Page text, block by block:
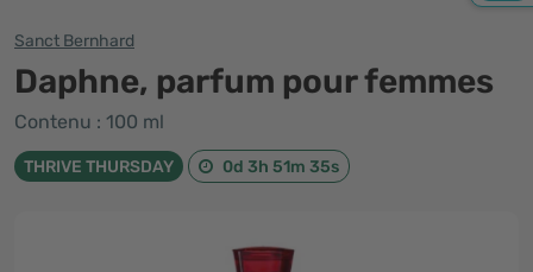
Sanct Bernhard
Daphne, parfum pour femmes
Contenu : 100 ml
THRIVE THURSDAY 0d 3h 51m 34s